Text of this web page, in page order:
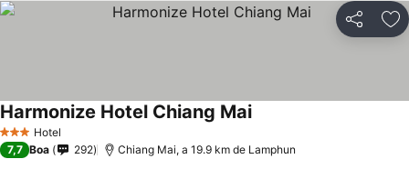
Partilhar
3 EstrelasHotel
Harmonize Hotel Chiang Mai
7,7 Boa 292 Chiang Mai, a 19.9 km de Lamphun